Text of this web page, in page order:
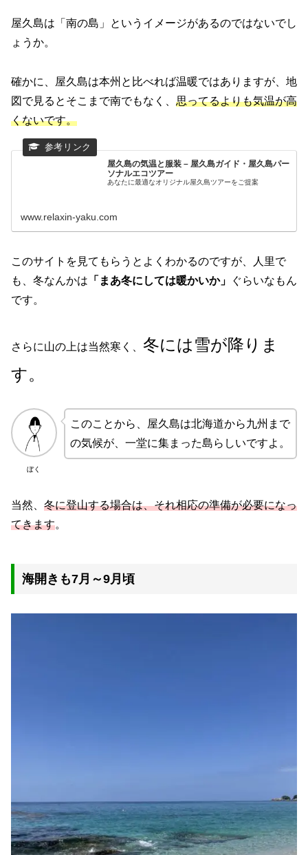
屋久島は「南の島」というイメージがあるのではないでし
ょうか。
確かに、屋久島は本州と比べれば温暖ではありますが、地
図で見るとそこまで南でもなく、 思ってるよりも気温が高
くないです。
屋久島の気温と服装 – 屋久島ガイド・屋久島パー
ソナルエコツアー
あなたに最適なオリジナル屋久島ツアーをご提案
www.relaxin-yaku.com
このサイトを見てもらうとよくわかるのですが、人里で
も、冬なんかは 「まあ冬にしては暖かいか」
ぐらいなもん
です。
さらに山の上は当然寒く、 冬には雪が降りま
す。
ぼく
このことから、屋久島は北海道から九州まで
の気候が、一堂に集まった島らしいですよ。
当然、 冬に登山する場合は、それ相応の準備が必要になっ
てきます。
海開きも7月～9月頃